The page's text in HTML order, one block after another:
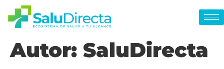
Autor: SaluDirecta